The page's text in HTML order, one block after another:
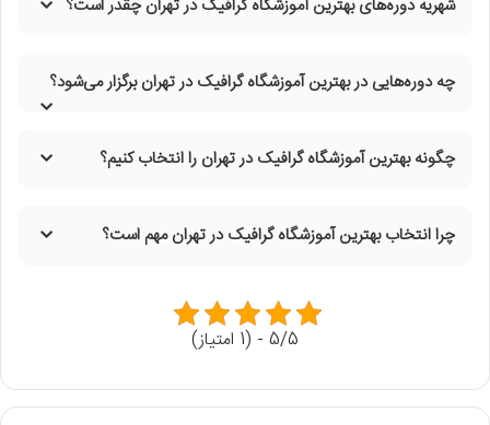
شهریه دوره‌های بهترین آموزشگاه گرافیک در تهران چقدر است؟
چه دوره‌هایی در بهترین آموزشگاه گرافیک در تهران برگزار می‌شود؟
چگونه بهترین آموزشگاه گرافیک در تهران را انتخاب کنیم؟
چرا انتخاب بهترین آموزشگاه گرافیک در تهران مهم است؟
5/5 - (1 امتیاز)